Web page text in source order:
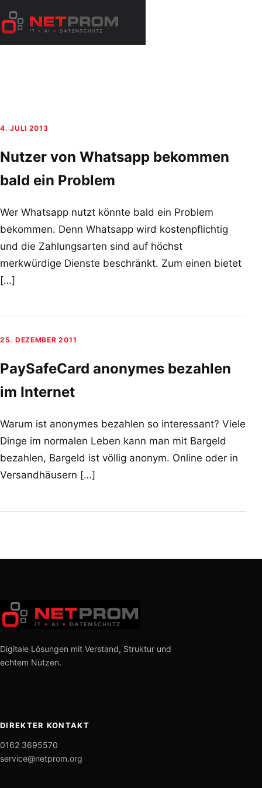
Inhalt
4. JULI 2013
Nutzer von Whatsapp bekommen
bald ein Problem
Wer Whatsapp nutzt könnte bald ein Problem
bekommen. Denn Whatsapp wird kostenpflichtig
und die Zahlungsarten sind auf höchst
merkwürdige Dienste beschränkt. Zum einen bietet
[…]
25. DEZEMBER 2011
PaySafeCard anonymes bezahlen
im Internet
Warum ist anonymes bezahlen so interessant? Viele
Dinge im normalen Leben kann man mit Bargeld
bezahlen, Bargeld ist völlig anonym. Online oder in
Versandhäusern […]
Digitale Lösungen mit Verstand, Struktur und
echtem Nutzen.
DIREKTER KONTAKT
0162 3695570
service@netprom.org